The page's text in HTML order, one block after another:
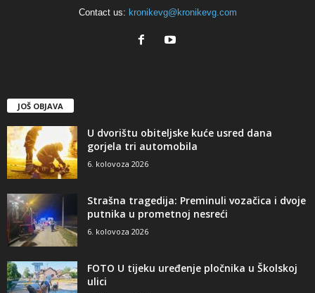
Contact us: kronikevg@kronikevg.com
JOŠ OBJAVA
U dvorištu obiteljske kuće usred dana
gorjela tri automobila
6. kolovoza 2026
Strašna tragedija: Preminuli vozačica i dvoje
putnika u prometnoj nesreći
6. kolovoza 2026
FOTO U tijeku uređenje pločnika u Školskoj
ulici